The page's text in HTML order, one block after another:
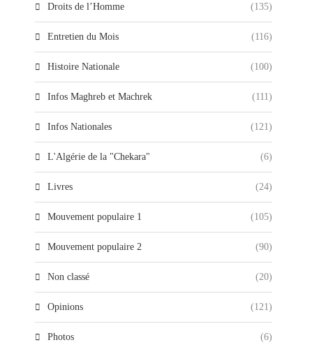
Droits de l’Homme (135)
Entretien du Mois (116)
Histoire Nationale (100)
Infos Maghreb et Machrek (111)
Infos Nationales (121)
L'Algérie de la "Chekara" (6)
Livres (24)
Mouvement populaire 1 (105)
Mouvement populaire 2 (90)
Non classé (20)
Opinions (121)
Photos (6)